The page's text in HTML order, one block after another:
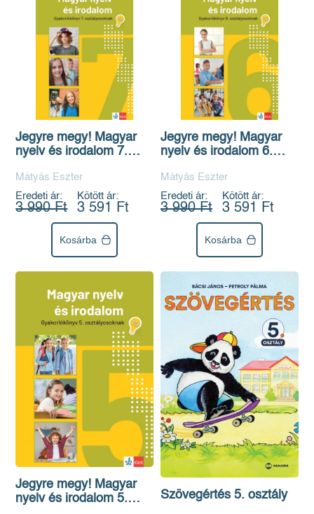
Jegyre megy! Magyar
nyelv és irodalom 7.
Mátyás Eszter
Eredeti ár:
3 990 Ft
Kötött ár:
3 591 Ft
Kosárba
Jegyre megy! Magyar
nyelv és irodalom 6.
Mátyás Eszter
Eredeti ár:
3 990 Ft
Kötött ár:
3 591 Ft
Kosárba
Jegyre megy! Magyar
nyelv és irodalom 5.
Szövegértés 5. osztály